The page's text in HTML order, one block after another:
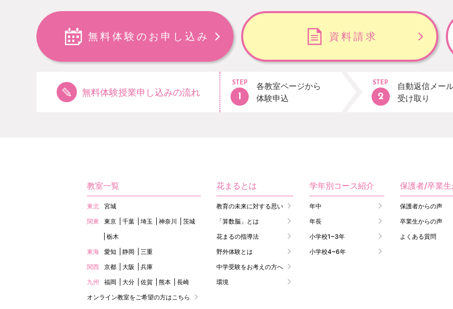
無料体験のお申し込み 資料請求
無料体験授業申し込みの流れ
STEP
各教室ページから
体験申込
STEP
自動返信メー
受け取り
教室一覧
東北
宮城
関東
東京 千葉 埼玉 神奈川
茨城
栃木
東海
愛知 静岡
三重
関西
京都 大阪
兵庫
九州
福岡 大分 佐賀 熊本
長崎
オンライン教室をご希望の方はこちら
花まるとは
教育の未来に対する思い
「算数脳」とは
花まるの指導法
野外体験とは
中学受験をお考えの方へ
環境
学年別コース紹介
年中
年長
小学校1~3年
小学校4~6年
保護者/卒業
保護者からの声
卒業生からの声
よくある質問